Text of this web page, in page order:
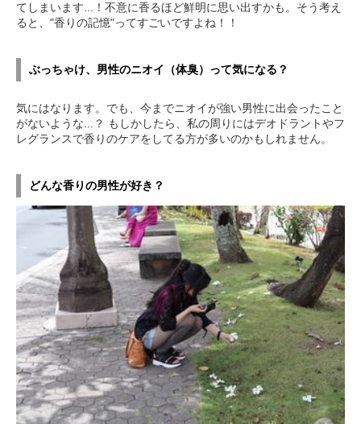
てしまいます...！不意に香るほど鮮明に思い出すかも。そう考え
ると、"香りの記憶"ってすごいですよね！！
ぶっちゃけ、男性のニオイ（体臭）って気になる？
気にはなります。でも、今までニオイが強い男性に出会ったこと
がないような...？ もしかしたら、私の周りにはデオドラントやフ
レグランスで香りのケアをしてる方が多いのかもしれません。
どんな香りの男性が好き？